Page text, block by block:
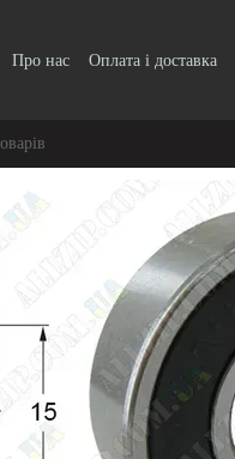
Про нас Оплата і доставка